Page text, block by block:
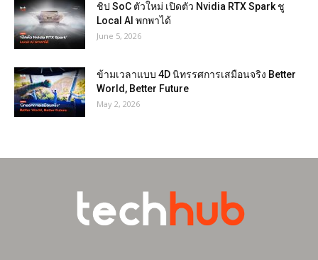
ชิป SoC ตัวใหม่ เปิดตัว Nvidia RTX Spark ชู
Local AI พกพาได้
June 5, 2026
ข้ามเวลาแบบ 4D นิทรรศการเสมือนจริง Better
World, Better Future
May 2, 2026